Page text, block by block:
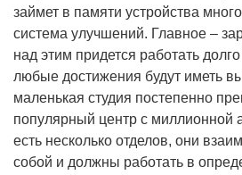
займет в памяти устройства
система улучшений. Главное –
над этим придется работать
любые достижения будут иметь
маленькая студия постепенно
популярный центр с миллионной
есть несколько отделов, они
собой и должны работать в